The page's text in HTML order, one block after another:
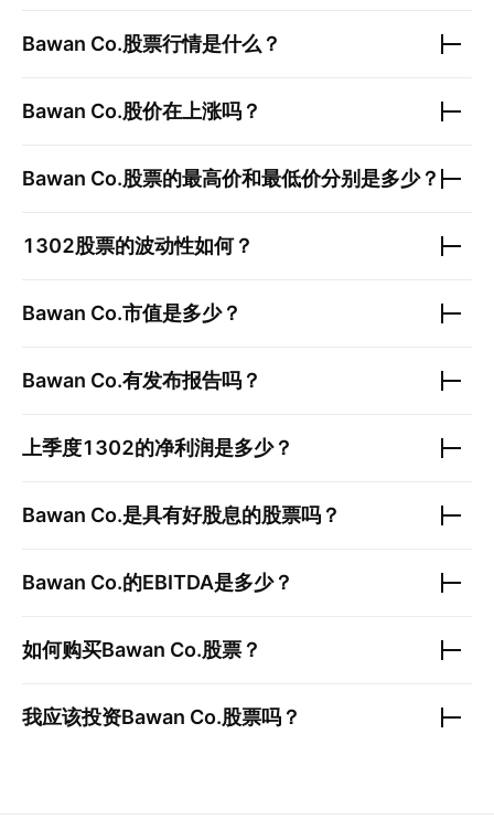
Bawan Co.股票行情是什么？
Bawan Co.股价在上涨吗？
Bawan Co.股票的最高价和最低价分别是多少？
1302股票的波动性如何？
Bawan Co.市值是多少？
Bawan Co.有发布报告吗？
上季度1302的净利润是多少？
Bawan Co.是具有好股息的股票吗？
Bawan Co.的EBITDA是多少？
如何购买Bawan Co.股票？
我应该投资Bawan Co.股票吗？